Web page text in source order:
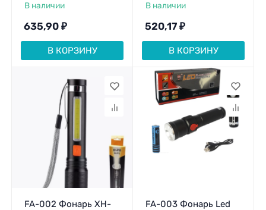
В наличии
635,90 ₽
В КОРЗИНУ
В наличии
520,17 ₽
В КОРЗИНУ
FA-002 Фонарь XH-
FA-003 Фонарь Led